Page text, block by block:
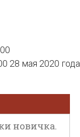
28 мая 2020 года
новичка.